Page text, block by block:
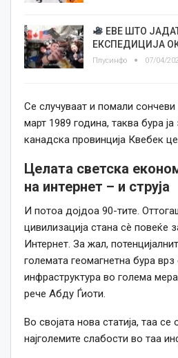
ЕВЕ ШТО
ЕКСПЕДИЦИЈА
Плусинфо 07/04/
Се случуваат и помали
март 1989 година, таква бура
канадска провинција Квебек
Целата светска
на интернет – и струја
И потоа дојдоа 90-тите.
цивилизација стана сè повеќе
Интернет. За жал,
големата геомагнетна бура
инфраструктура во голема
рече Абду Ѓиоти.
Во својата нова статија, таа
најголемите слабости во таа